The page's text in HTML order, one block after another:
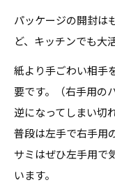
パッケージの開封は
ど、キッチンでも大
紙より手ごわい相手
要です。（右手用の
逆になってしまい切
普段は左手で右手用
サミはぜひ左手用で
います。